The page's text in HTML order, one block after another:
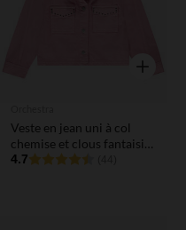
Aperçu
Veste en jean uni à col
chemise et clous fantaisie
fille
4.7